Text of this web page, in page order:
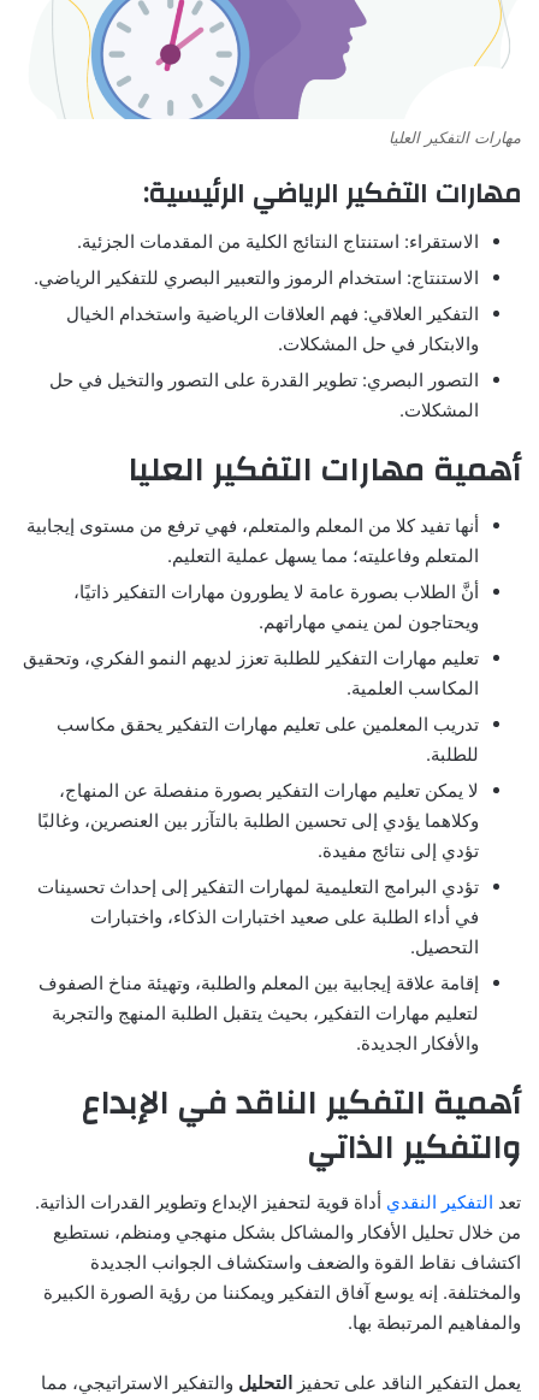
مهارات التفكير العليا
مهارات التفكير الرياضي الرئيسية:
الاستقراء: استنتاج النتائج الكلية من المقدمات الجزئية.
الاستنتاج: استخدام الرموز والتعبير البصري للتفكير الرياضي.
التفكير العلاقي: فهم العلاقات الرياضية واستخدام الخيال
والابتكار في حل المشكلات.
التصور البصري: تطوير القدرة على التصور والتخيل في حل
المشكلات.
أهمية مهارات التفكير العليا
أنها تفيد كلا من المعلم والمتعلم، فهي ترفع من مستوى إيجابية
المتعلم وفاعليته؛ مما يسهل عملية التعليم.
أنَّ الطلاب بصورة عامة لا يطورون مهارات التفكير ذاتيًا،
ويحتاجون لمن ينمي مهاراتهم.
تعليم مهارات التفكير للطلبة تعزز لديهم النمو الفكري، وتحقيق
المكاسب العلمية.
تدريب المعلمين على تعليم مهارات التفكير يحقق مكاسب
للطلبة.
لا يمكن تعليم مهارات التفكير بصورة منفصلة عن المنهاج،
وكلاهما يؤدي إلى تحسين الطلبة بالتآزر بين العنصرين، وغالبًا
تؤدي إلى نتائج مفيدة.
تؤدي البرامج التعليمية لمهارات التفكير إلى إحداث تحسينات
في أداء الطلبة على صعيد اختبارات الذكاء، واختبارات
التحصيل.
إقامة علاقة إيجابية بين المعلم والطلبة، وتهيئة مناخ الصفوف
لتعليم مهارات التفكير، بحيث يتقبل الطلبة المنهج والتجربة
والأفكار الجديدة.
أهمية التفكير الناقد في الإبداع
والتفكير الذاتي
تعد التفكير النقدي أداة قوية لتحفيز الإبداع وتطوير القدرات الذاتية.
من خلال تحليل الأفكار والمشاكل بشكل منهجي ومنظم، نستطيع
اكتشاف نقاط القوة والضعف واستكشاف الجوانب الجديدة
والمختلفة. إنه يوسع آفاق التفكير ويمكننا من رؤية الصورة الكبيرة
والمفاهيم المرتبطة بها.
يعمل التفكير الناقد على تحفيز التحليل والتفكير الاستراتيجي، مما